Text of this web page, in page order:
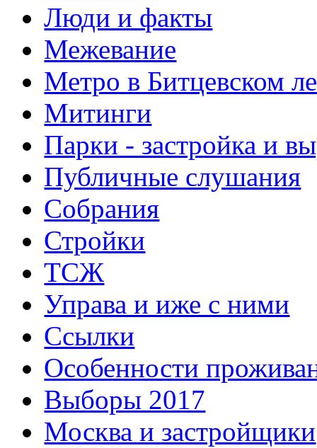
Люди и факты
Межевание
Метро в Битцевском
Митинги
Парки - застройка и
Публичные слушания
Собрания
Стройки
ТСЖ
Управа и иже с ними
Ссылки
Особенности
Выборы 2017
Москва и застройщики